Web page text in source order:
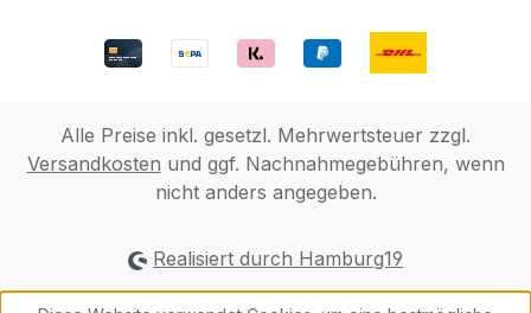
Alle Preise inkl. gesetzl. Mehrwertsteuer zzgl.
Versandkosten und ggf. Nachnahmegebühren, wenn
nicht anders angegeben.
Realisiert durch Hamburg19